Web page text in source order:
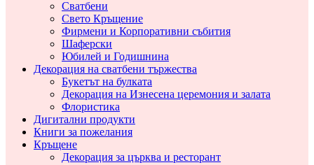
Сватбени
Свето Кръщение
Фирмени и Корпоративни събития
Шаферски
Юбилей и Годишнина
Декорация на сватбени тържества
Букетът на булката
Декорация на Изнесена церемония и залата
Флористика
Дигитални продукти
Книги за пожелания
Кръщене
Декорация за църква и ресторант